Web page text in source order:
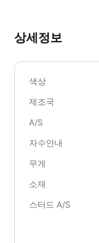
상세정보
색상
제조국
A/S
자수안내
무게
소재
스터드 A/S